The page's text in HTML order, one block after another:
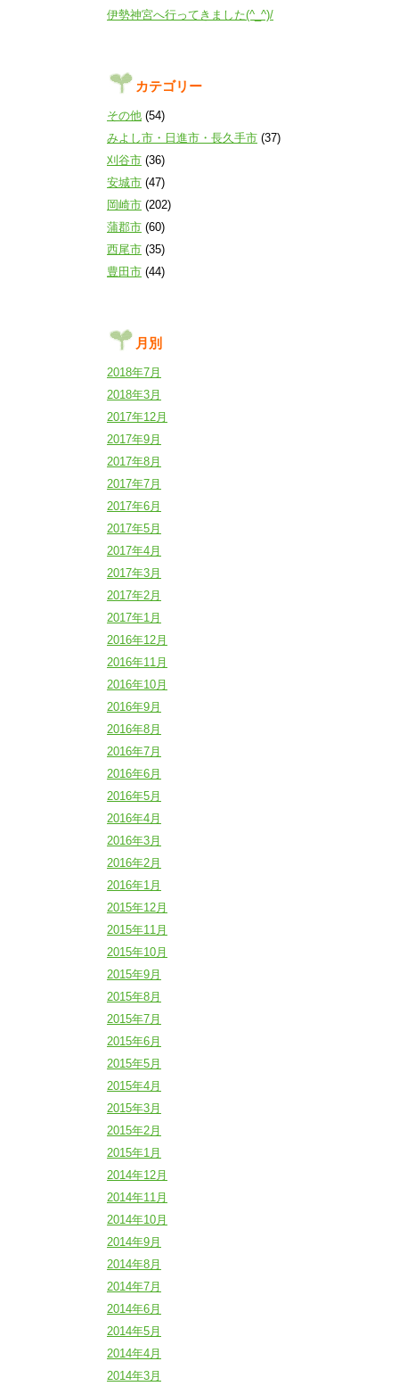
伊勢神宮へ行ってきました(^_^)/
カテゴリー
その他 (54)
みよし市・日進市・長久手市 (37)
刈谷市 (36)
安城市 (47)
岡崎市 (202)
蒲郡市 (60)
西尾市 (35)
豊田市 (44)
月別
2018年7月
2018年3月
2017年12月
2017年9月
2017年8月
2017年7月
2017年6月
2017年5月
2017年4月
2017年3月
2017年2月
2017年1月
2016年12月
2016年11月
2016年10月
2016年9月
2016年8月
2016年7月
2016年6月
2016年5月
2016年4月
2016年3月
2016年2月
2016年1月
2015年12月
2015年11月
2015年10月
2015年9月
2015年8月
2015年7月
2015年6月
2015年5月
2015年4月
2015年3月
2015年2月
2015年1月
2014年12月
2014年11月
2014年10月
2014年9月
2014年8月
2014年7月
2014年6月
2014年5月
2014年4月
2014年3月